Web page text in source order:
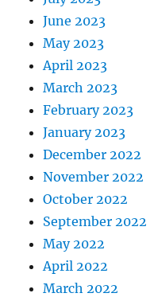
June 2023
May 2023
April 2023
March 2023
February 2023
January 2023
December 2022
November 2022
October 2022
September 2022
May 2022
April 2022
March 2022